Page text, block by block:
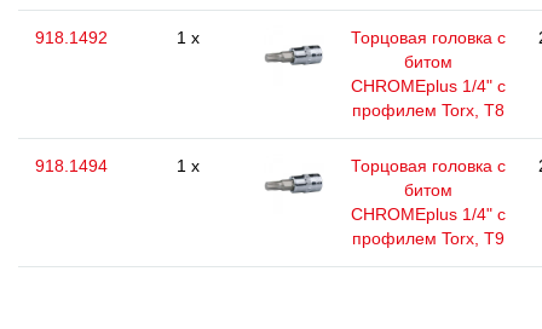
918.1492 1 x
Торцовая головка с
битом
CHROMEplus 1/4" с
профилем Torx, T8
918.1494 1 x
Торцовая головка с
битом
CHROMEplus 1/4" с
профилем Torx, T9